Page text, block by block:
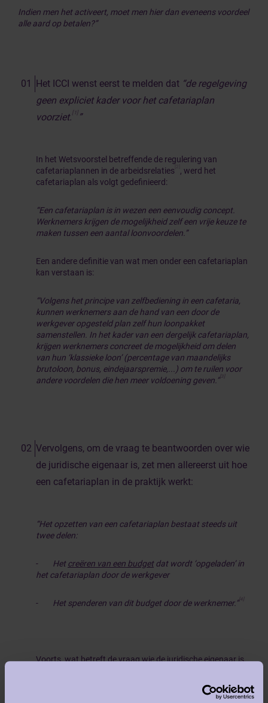
Indien men het activeert, moet men hier dan eveneens voordeel
alle aard op betalen?”
Het ICCI wenst eerst te melden dat “de regelgeving
geen expliciet kader voor het cafetariaplan
voorziet. [1] ”
In het Wetsvoorstel betreffende de regulering van
cafetariaplannen in de arbeidsrelaties
, werd het
cafetariaplan als volgt gedefinieerd:
“Een cafetariaplan is in wezen een eenvoudig concept.
Werknemers krijgen de mogelijkheid zelf een vrije keuze te
maken tussen een aantal loonvoordelen.”
Een andere definitie van wat men onder een cafetariaplan
kan verstaan is:
“Volgens het principe van zelfbediening in een cafetaria,
kunnen werknemers aan de hand van een door de
werkgever opgesteld plan zelf hun loonpakket
samenstellen. In het kader van een dergelijk cafetariaplan,
krijgen werknemers concreet de mogelijkheid om delen
van hun ‘klassieke loon’ (percentage van maandelijks
brutoloon, bonus, eindejaarspremie,...) om te ruilen voor
andere voordelen die hen meer voldoening geven.”[3]
Vervolgens, om de vraag te beantwoorden over wie
de juridische eigenaar is, zet men allereerst uit hoe
een cafetariaplan in de praktijk werkt:
“Het opzetten van een cafetariaplan bestaat steeds uit
twee delen:
- Het creëren van een budget dat wordt ‘opgeladen’ in
het cafetariaplan door de werkgever
- Het spenderen van dit budget door de werknemer.”[4]
Voorts, wat betreft de vraag wie de juridische eigenaar is,
voor de